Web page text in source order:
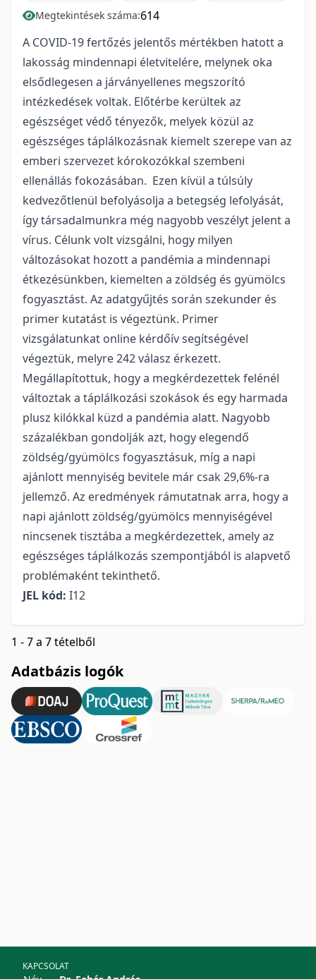
Megtekintések száma:614
A COVID-19 fertőzés jelentős mértékben hatott a
lakosság mindennapi életvitelére, melynek oka
elsődlegesen a járványellenes megszorító
intézkedések voltak. Előtérbe kerültek az
egészséget védő tényezők, melyek közül az
egészséges táplálkozásnak kiemelt szerepe van az
emberi szervezet kórokozókkal szembeni
ellenállás fokozásában. Ezen kívül a túlsúly
kedvezőtlenül befolyásolja a betegség lefolyását,
így társadalmunkra még nagyobb veszélyt jelent a
vírus. Célunk volt vizsgálni, hogy milyen
változásokat hozott a pandémia a mindennapi
étkezésünkben, kiemelten a zöldség és gyümölcs
fogyasztást. Az adatgyűjtés során szekunder és
primer kutatást is végeztünk. Primer
vizsgálatunkat online kérdőív segítségével
végeztük, melyre 242 válasz érkezett.
Megállapítottuk, hogy a megkérdezettek felénél
változtak a táplálkozási szokások és egy harmada
plusz kilókkal küzd a pandémia alatt. Nagyobb
százalékban gondolják azt, hogy elegendő
zöldség/gyümölcs fogyasztásuk, míg a napi
ajánlott mennyiség bevitele már csak 29,6%-ra
jellemző. Az eredmények rámutatnak arra, hogy a
napi ajánlott zöldség/gyümölcs mennyiségével
nincsenek tisztába a megkérdezettek, amely az
egészséges táplálkozás szempontjából is alapvető
problémaként tekinthető.
JEL kód: I12
1 - 7 a 7 tételből
Adatbázis logók
KAPCSOLAT